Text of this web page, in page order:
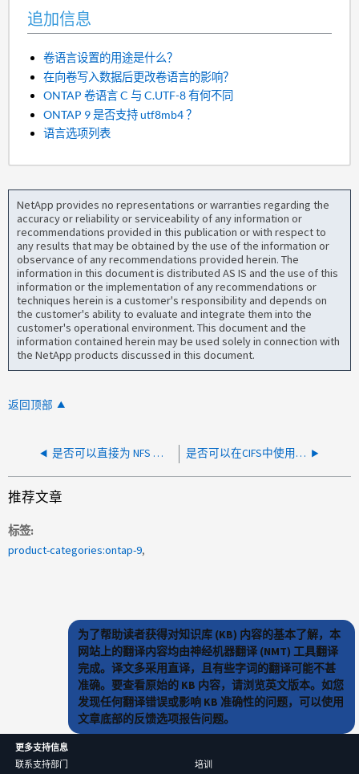
追加信息
卷语言设置的用途是什么？
在向卷写入数据后更改卷语言的影响？
ONTAP 卷语言 C 与 C.UTF-8 有何不同
ONTAP 9 是否支持 utf8mb4 ？
语言选项列表
NetApp provides no representations or warranties regarding the
accuracy or reliability or serviceability of any information or
recommendations provided in this publication or with respect to
any results that may be obtained by the use of the information or
observance of any recommendations provided herein. The
information in this document is distributed AS IS and the use of this
information or the implementation of any recommendations or
techniques herein is a customer's responsibility and depends on
the customer's ability to evaluate and integrate them into the
customer's operational environment. This document and the
information contained herein may be used solely in connection with
the NetApp products discussed in this document.
返回顶部
是否可以直接为 NFS 卷设置审核规则？ 是否可以在CIFS中使用LDAP进行身份验证
推荐文章
标签
product-categories:ontap-9
为了帮助读者获得对知识库 (KB) 内容的基本了解，本
网站上的翻译内容均由神经机器翻译 (NMT) 工具翻译
完成。译文多采用直译，且有些字词的翻译可能不甚
准确。要查看原始的 KB 内容，请浏览英文版本。如您
发现任何翻译错误或影响 KB 准确性的问题，可以使用
文章底部的反馈选项报告问题。
更多支持信息
联系支持部门
培训